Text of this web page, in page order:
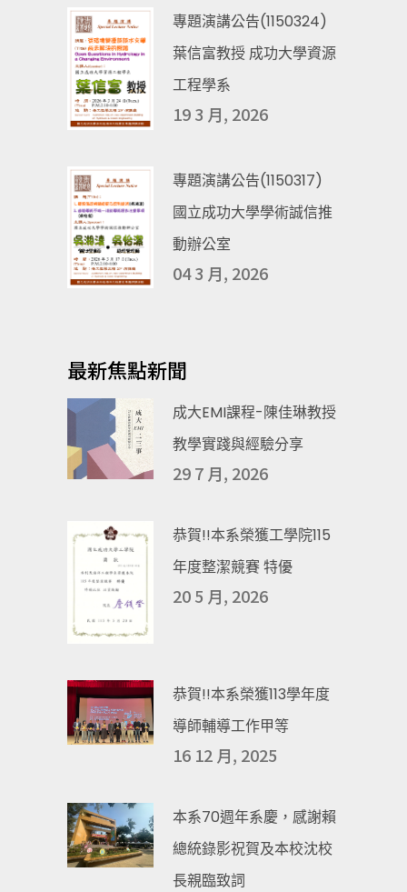
專題演講公告(1150324)
葉信富教授 成功大學資源
工程學系
19 3 月, 2026
專題演講公告(1150317)
國立成功大學學術誠信推
動辦公室
04 3 月, 2026
最新焦點新聞
成大EMI課程-陳佳琳教授
教學實踐與經驗分享
29 7 月, 2026
恭賀!!本系榮獲工學院115
年度整潔競賽 特優
20 5 月, 2026
恭賀!!本系榮獲113學年度
導師輔導工作甲等
16 12 月, 2025
本系70週年系慶，感謝賴
總統錄影祝賀及本校沈校
長親臨致詞